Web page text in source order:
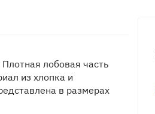
лобовая часть
из хлопка и
в размерах